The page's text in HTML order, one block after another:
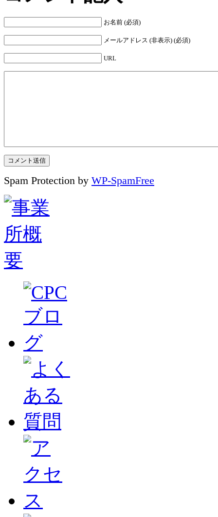
お名前 (必須)
メールアドレス (非表示) (必須)
URL
Spam Protection by WP-SpamFree